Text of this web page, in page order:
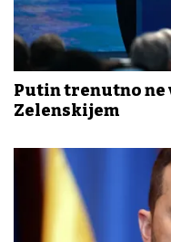
Putin trenutno ne
Zelenskijem